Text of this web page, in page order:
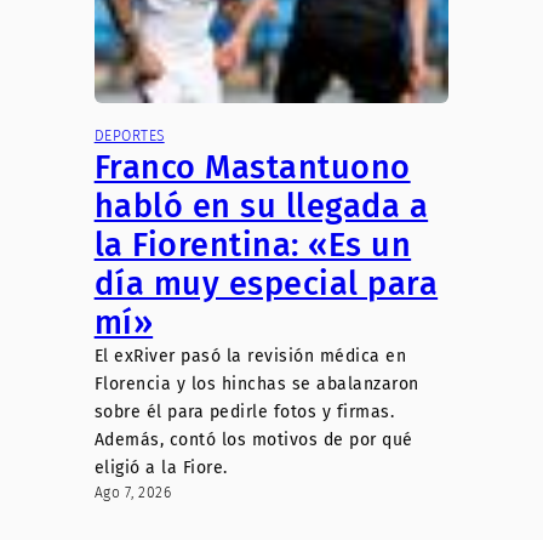
DEPORTES
Franco Mastantuono
habló en su llegada a
la Fiorentina: «Es un
día muy especial para
mí»
El exRiver pasó la revisión médica en
Florencia y los hinchas se abalanzaron
sobre él para pedirle fotos y firmas.
Además, contó los motivos de por qué
eligió a la Fiore.
Ago 7, 2026